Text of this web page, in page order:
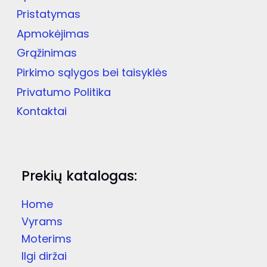
Pristatymas
Apmokėjimas
Grąžinimas
Pirkimo sąlygos bei taisyklės
Privatumo Politika
Kontaktai
Prekių katalogas:
Home
Vyrams
Moterims
Ilgi diržai